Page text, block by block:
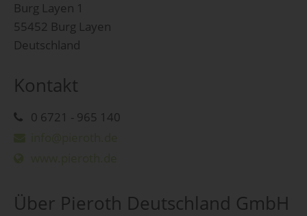
Burg Layen 1
55452 Burg Layen
Deutschland
Kontakt
0 6721 - 965 140
Über Pieroth Deutschland GmbH